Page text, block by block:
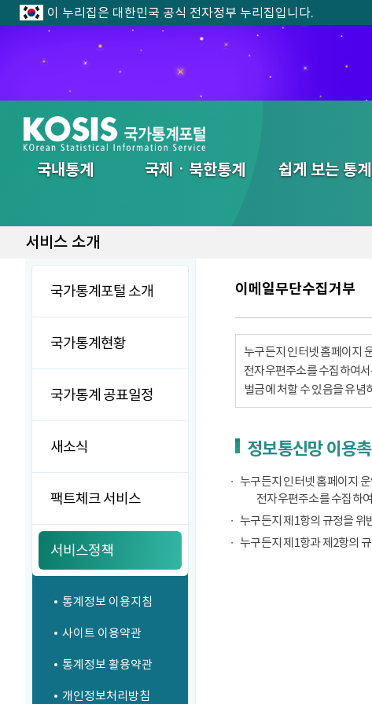
이 누리집은 대한민국 공식 전자정부 누리집입니다.
국내통계 국제ㆍ북한통계 쉽게 보는 통계
서비스 소개
국가통계포털 소개
국가통계현황
국가통계 공표일정
새소식
팩트체크 서비스
서비스정책
통계정보 이용지침
사이트 이용약관
통계정보 활용약관
개인정보처리방침
이메일무단수집거부
누구든지 인터넷 홈페이지
전자우편주소를 수집하여
벌금에 처할 수 있음을 유념
정보통신망 이용
누구든지 인터넷 홈페이지
전자우편주소를 수집하
누구든지 제1항의 규정을 위
누구든지 제1항과 제2항의